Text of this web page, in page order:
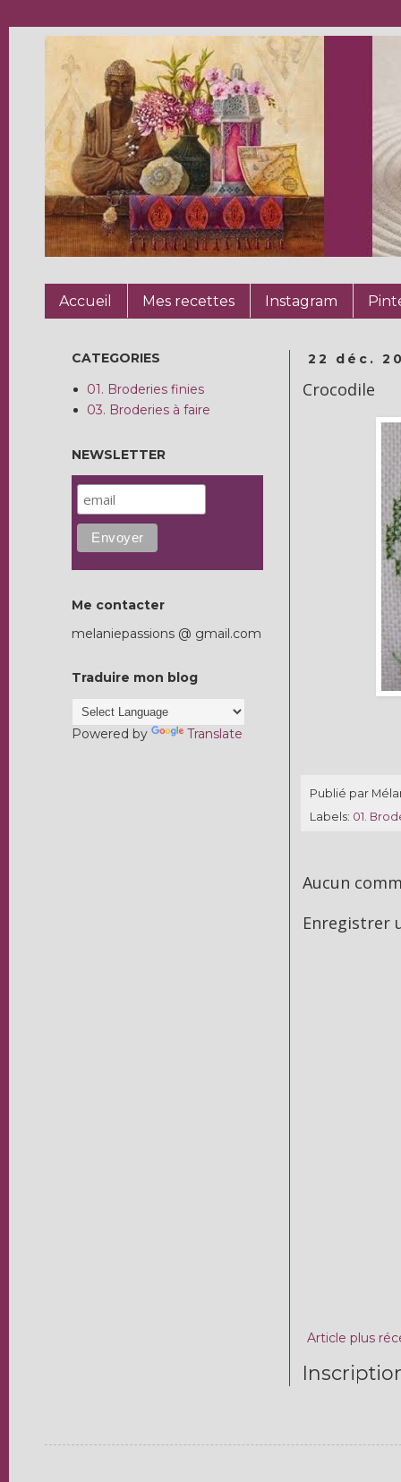
Accueil Mes recettes Instagram
22 déc.
Crocodile
Publié par
Labels: 01.
Aucun
Enregistrer
Article plus
CATEGORIES
01. Broderies finies
03. Broderies à faire
NEWSLETTER
Me contacter
melaniepassions @ gmail.com
Traduire mon blog
Powered by Translate